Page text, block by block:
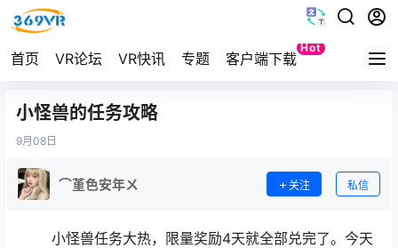
首页 VR论坛 VR快讯 专题 客户端下载
Hot
Quest
小怪兽的任务攻略
9月 08日
⌒堇色安年ㄨ 关注 私信
小怪兽任务大热，限量奖励4天就全部兑完了。今天